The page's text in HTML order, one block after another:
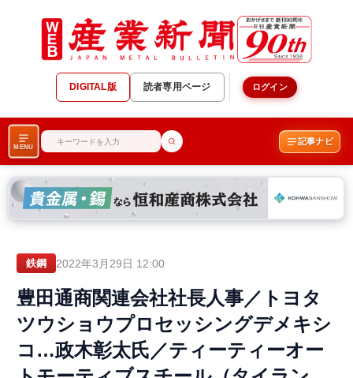
DIGITAL版 読者専用ページ ログイン
MENU
記事ナビ
鉄鋼 2022年3月29日 12:00
豊田通商関連会社社長人事／トヨタ
ツウショウプロセッシングデメキシ
コ…政木彰太氏／ティーティーオー